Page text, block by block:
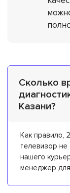
Сколько
Казани?
Как правило,
телевизор не
нашего
менеджер для